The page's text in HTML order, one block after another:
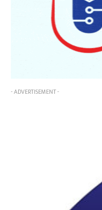
- ADVERTISEMENT -